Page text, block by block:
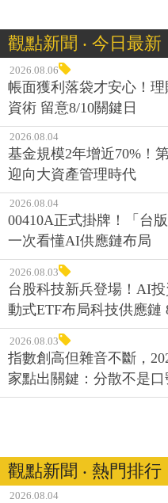
觀點新聞 ‧ 今日最新
2026.08.06
帳面獲利落袋才安心！
資術 留意8/10關鍵日
2026.08.04
基金規模2年增近70%！
迎向大資產管理時代
2026.08.04
00410A正式掛牌！「台
一次看懂AI供應鏈布局
2026.08.03
台股科技新兵登場！AI
動式ETF布局科技供應鏈
2026.08.03
指數創高但雜音不斷，
家點出關鍵：分散不是口
觀點新聞 ‧ 熱門排行
2026.08.04